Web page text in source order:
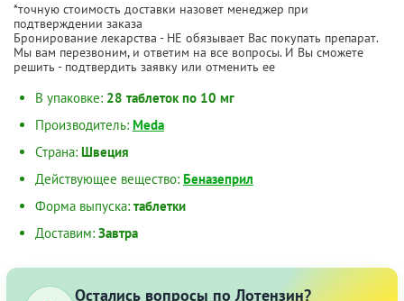
*точную стоимость доставки назовет менеджер при
подтверждении заказа
Бронирование лекарства - НЕ обязывает Вас покупать препарат.
Мы вам перезвоним, и ответим на все вопросы. И Вы сможете
решить - подтвердить заявку или отменить ее
В упаковке: 28 таблеток по 10 мг
Производитель: Meda
Страна: Швеция
Действующее вещество: Беназеприл
Форма выпуска: таблетки
Доставим: Завтра
Остались вопросы по Лотензин?